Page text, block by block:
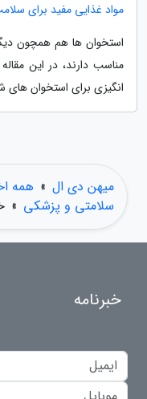
مواد غذایی مفید برای
استخوان ها هم همچون
مناسب دارند، در این
انگیزی برای استخوان های
میهن دی ال » همه
سلامتی و پزشکی »
خبرنامه